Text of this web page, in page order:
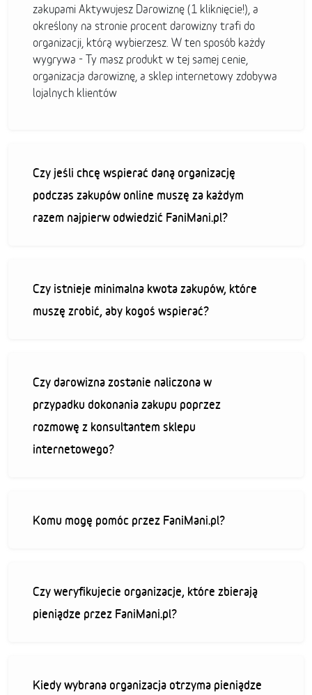
zakupami Aktywujesz Darowiznę (1 kliknięcie!), a
określony na stronie procent darowizny trafi do
organizacji, którą wybierzesz. W ten sposób każdy
wygrywa - Ty masz produkt w tej samej cenie,
organizacja darowiznę, a sklep internetowy zdobywa
lojalnych klientów
Czy jeśli chcę wspierać daną organizację
podczas zakupów online muszę za każdym
razem najpierw odwiedzić FaniMani.pl?
Czy istnieje minimalna kwota zakupów, które
muszę zrobić, aby kogoś wspierać?
Czy darowizna zostanie naliczona w
przypadku dokonania zakupu poprzez
rozmowę z konsultantem sklepu
internetowego?
Komu mogę pomóc przez FaniMani.pl?
Czy weryfikujecie organizacje, które zbierają
pieniądze przez FaniMani.pl?
Kiedy wybrana organizacja otrzyma pieniądze